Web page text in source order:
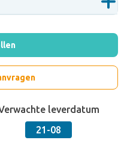
leverdatum
21-08